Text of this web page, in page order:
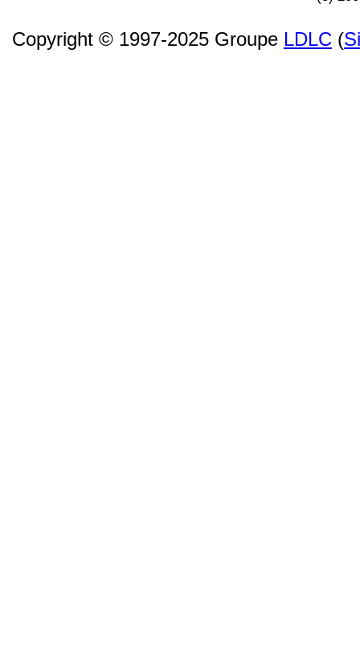
Copyright © 1997-2025 Groupe LDLC (